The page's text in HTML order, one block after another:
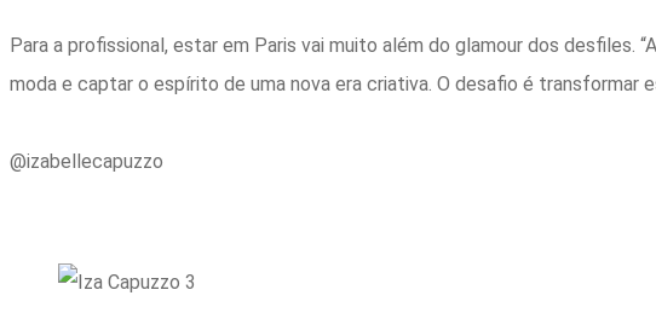
Para a profissional, estar em Paris vai muito além do glamour dos desfiles.
moda e captar o espírito de uma nova era criativa. O desafio é transformar e
@izabellecapuzzo